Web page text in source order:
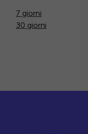
7 giorni
30 giorni